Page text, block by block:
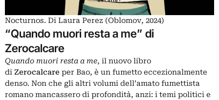
Nocturnos. Di Laura Perez (Oblomov, 2024)
“Quando muori resta a me” di
Zerocalcare
Quando muori resta a me, il nuovo libro
di Zerocalcare per Bao, è un fumetto eccezionalmente
denso. Non che gli altri volumi dell’amato fumettista
romano mancassero di profondità, anzi: i temi politici e